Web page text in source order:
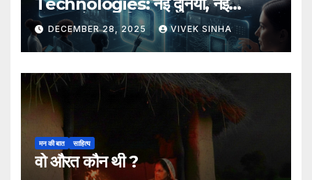
संभावनाएँ, नया भविष्य
DECEMBER 28, 2025 VIVEK SINHA
मन की बात साहित्य
वो औरत कौन थी ?